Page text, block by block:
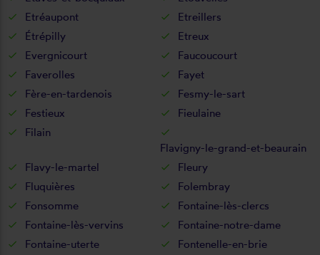
Etréaupont
Etreillers
Étrépilly
Etreux
Evergnicourt
Faucoucourt
Faverolles
Fayet
Fère-en-tardenois
Fesmy-le-sart
Festieux
Fieulaine
Filain
Flavigny-le-grand-et-beaurain
Flavy-le-martel
Fleury
Fluquières
Folembray
Fonsomme
Fontaine-lès-clercs
Fontaine-lès-vervins
Fontaine-notre-dame
Fontaine-uterte
Fontenelle-en-brie